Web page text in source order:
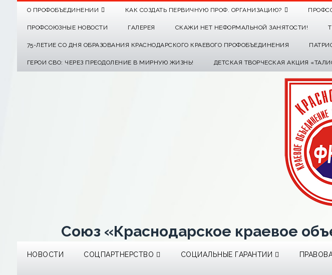
О ПРОФОБЪЕДИНЕНИИ КАК СОЗДАТЬ ПЕРВИЧНУЮ ПРОФ. ОРГАНИЗАЦИЮ?
ПРОФСОЮЗНЫЕ НОВОСТИ ГАЛЕРЕЯ СКАЖИ НЕТ НЕФОРМАЛЬНОЙ ЗАНЯТОСТИ!
75-ЛЕТИЕ СО ДНЯ ОБРАЗОВАНИЯ КРАСНОДАРСКОГО КРАЕВОГО ПРОФОБЪЕДИНЕНИЯ
ГЕРОИ СВО: ЧЕРЕЗ ПРЕОДОЛЕНИЕ В МИРНУЮ ЖИЗНЬ! ДЕТСКАЯ ТВОРЧЕСКАЯ АКЦИЯ
Союз «Краснодарское краевое
НОВОСТИ СОЦПАРТНЕРСТВО СОЦИАЛЬНЫЕ ГАРАНТИИ